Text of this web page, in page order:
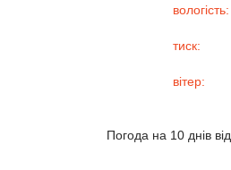
вологість:
тиск:
вітер:
Погода на 10 днів від